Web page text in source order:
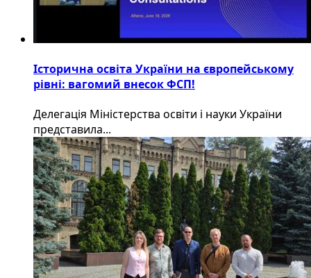
Історична освіта України на європейському
рівні: вагомий внесок ФСП!
Делегація Міністерства освіти і науки України
представила...